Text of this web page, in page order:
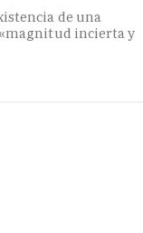
de una
incierta y